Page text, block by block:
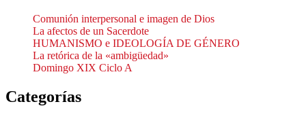
Comunión interpersonal e imagen de Dios
La afectos de un Sacerdote
HUMANISMO e IDEOLOGÍA DE GÉNERO
La retórica de la «ambigüedad»
Domingo XIX Ciclo A
Categorías